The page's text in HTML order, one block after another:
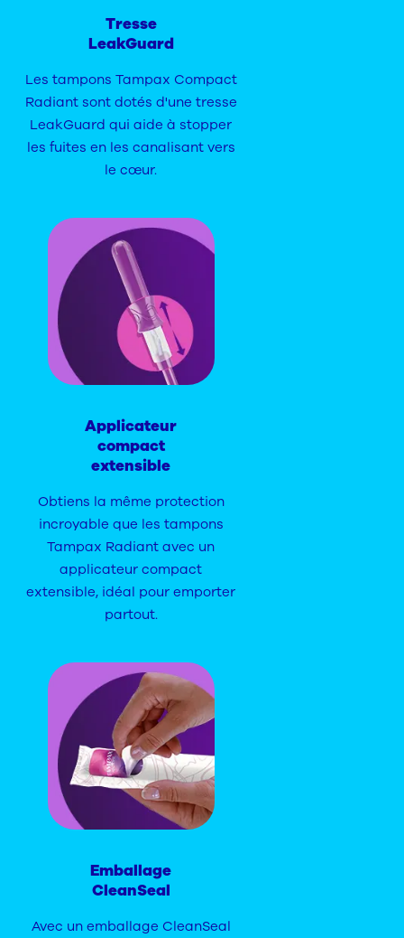
Tresse
LeakGuard
Les tampons Tampax Compact
Radiant sont dotés d'une tresse
LeakGuard qui aide à stopper
les fuites en les canalisant vers
le cœur.
Applicateur
compact
extensible
Obtiens la même protection
incroyable que les tampons
Tampax Radiant avec un
applicateur compact
extensible, idéal pour emporter
partout.
Emballage
CleanSeal
Avec un emballage CleanSeal